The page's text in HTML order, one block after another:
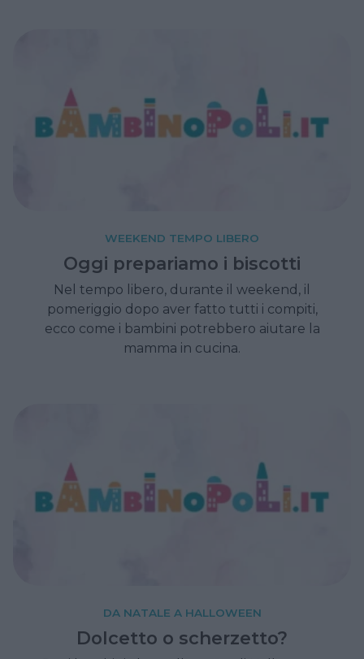
WEEKEND TEMPO LIBERO
Oggi prepariamo i biscotti
Nel tempo libero, durante il weekend, il
pomeriggio dopo aver fatto tutti i compiti,
ecco come i bambini potrebbero aiutare la
mamma in cucina.
DA NATALE A HALLOWEEN
Dolcetto o scherzetto?